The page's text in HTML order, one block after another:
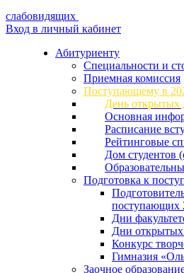
слабовидящих
Вход в личный кабинет
Абитуриенту
Специальности и
Приемная комиссия
Поступающему в
День открытых
Основная
Расписание
Рейтинговые
Дом студентов
Подготовка к
поступающих
Дни
Дни открытых
Конкурс
Гимназия
Заочное